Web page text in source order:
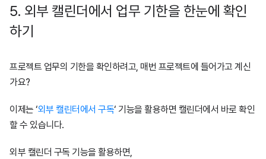
5. 외부 캘린더에서 업무 기한을 한눈에 확인
하기
프로젝트 업무의 기한을 확인하려고, 매번 프로젝트에 들어가고 계신
가요?
이제는 ‘외부 캘린터에서 구독‘ 기능을 활용하면 캘린더에서 바로 확인
할 수 있습니다.
외부 캘린더 구독 기능을 활용하면,